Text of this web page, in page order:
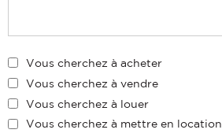
Vous cherchez à acheter
Vous cherchez à vendre
Vous cherchez à louer
Vous cherchez à mettre en location